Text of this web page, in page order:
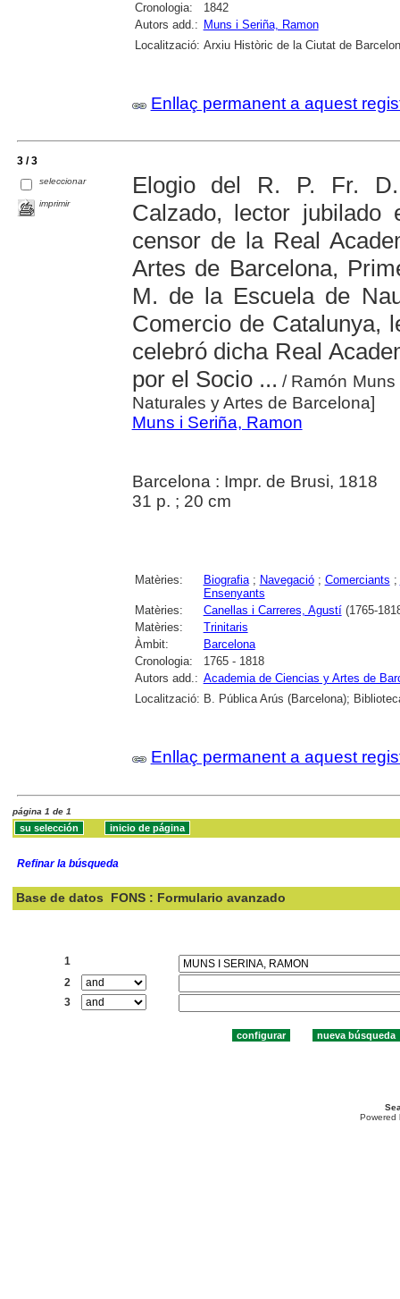
Cronologia:
1842
Autors add.: Muns i Seriña, Ramon
Localització: Arxiu Històric de la Ciutat de
Enllaç permanent a aquest
3 / 3
seleccionar
imprimir
Elogio del R. P. Fr. D.
Calzado, lector
censor de la Real
Artes de Barcelona,
M. de la Escuela de
Comercio de Catalunya,
celebró dicha Real
por el Socio ... / Ramón
Naturales y Artes de Barcelona]
Muns i Seriña, Ramon
Barcelona : Impr. de Brusi, 1818
31 p. ; 20 cm
Matèries: Biografia; Navegació; Comerciants ;
Ensenyants
Matèries:
Canellas i Carreres, Agustí(1765-
Matèries:
Trinitaris
Àmbit:
Barcelona
Cronologia:
1765 - 1818
Autors add.: Academia de Ciencias y Artes de
Localització: B. Pública Arús (Barcelona);
Enllaç permanent a aquest
página 1 de 1
Refinar la búsqueda
Base de datos FONS : Formulario avanzado
1
2
3
Powered